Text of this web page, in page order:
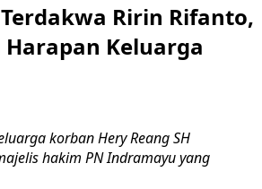
Ririn Rifanto,
Harapan Keluarga
korban Hery Reang SH
hakim PN Indramayu yang